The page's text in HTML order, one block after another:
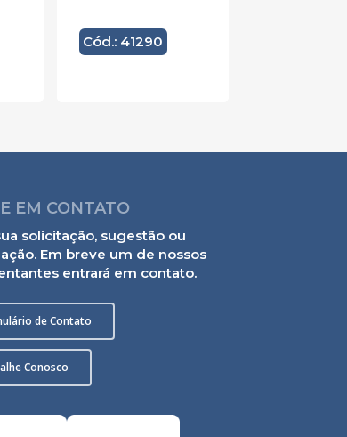
Cód.: 41290
EM CONTATO
solicitação, sugestão ou
Em breve um de nossos
entrará em contato.
de Contato
Conosco